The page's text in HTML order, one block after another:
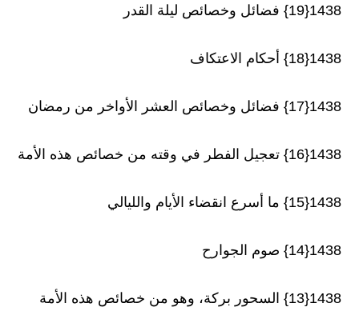
1438{19} فضائل وخصائص ليلة القدر
1438{18} أحكام الاعتكاف
1438{17} فضائل وخصائص العشر الأواخر من رمضان
1438{16} تعجيل الفطر في وقته من خصائص هذه الأمة
1438{15} ما أسرع انقضاء الأيام والليالي
1438{14} صوم الجوارح
1438{13} السحور بركة، وهو من خصائص هذه الأمة